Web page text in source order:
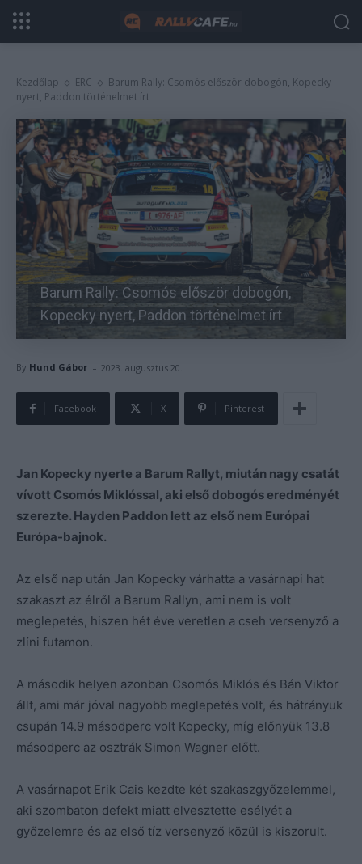
Kezdőlap ERC
Barum Rally: Csomós először dobogón, Kopecky
nyert, Paddon történelmet írt
Barum Rally: Csomós először dobogón,
Kopecky nyert, Paddon történelmet írt
By Hund Gábor - 2023. augusztus 20.
Facebook X Pinterest
Jan Kopecky nyerte a Barum Rallyt, miután nagy csatát
vívott Csomós Miklóssal, aki első dobogós eredményét
szerezte. Hayden Paddon lett az első nem Európai
Európa-bajnok.
Az első nap után Jan Kopecky várhatta a vasárnapi hat
szakaszt az élről a Barum Rallyn, ami nem is volt
meglepetés, hiszen hét éve veretlen a cseh versenyző a
zlíni futamon.
A második helyen azonban Csomós Miklós és Bán Viktor
állt, ami már jóval nagyobb meglepetés volt, és hátrányuk
csupán 14.9 másodperc volt Kopecky, míg előnyük 13.8
másodperc az osztrák Simon Wagner előtt.
A vasárnapot Erik Cais kezdte két szakaszgyőzelemmel,
aki szombaton defekt miatt elvesztette esélyét a
győzelemre és az első tíz versenyző közül is kiszorult.